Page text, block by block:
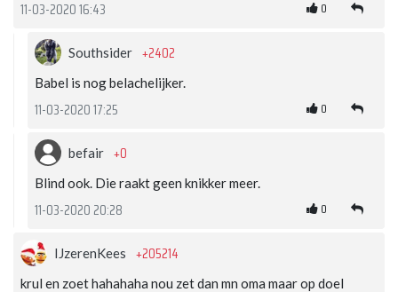
11-03-2020 16:43 0
Southsider +2402
Babel is nog belachelijker.
11-03-2020 17:25 0
befair +0
Blind ook. Die raakt geen knikker meer.
11-03-2020 20:28 0
IJzerenKees +205214
krul en zoet hahahaha nou zet dan mn oma maar op doel